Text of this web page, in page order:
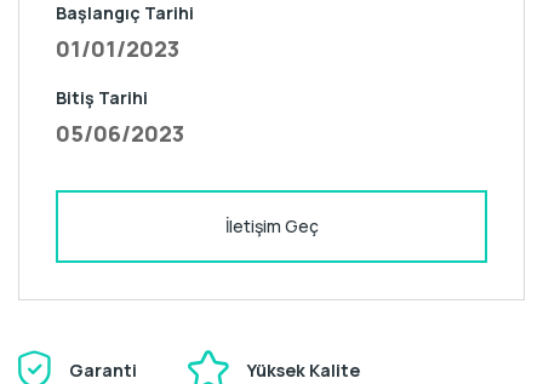
Başlangıç Tarihi
01/01/2023
Bitiş Tarihi
05/06/2023
İletişim Geç
Garanti Yüksek Kalite